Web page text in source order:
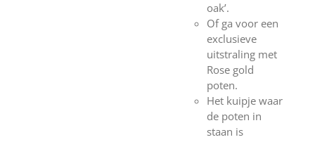
oak’.
Of ga voor een
exclusieve
uitstraling met
Rose gold
poten.
Het kuipje waar
de poten in
staan is